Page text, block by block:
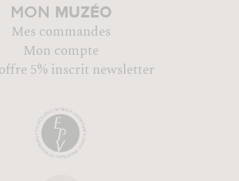
MON MUZÉO
Mes commandes
Mon compte
5% inscrit newsletter